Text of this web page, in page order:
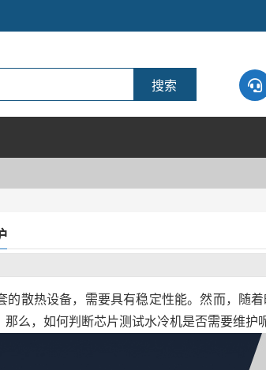
的散热设备，需要具有稳定性能。然而，随
么，如何判断芯片测试水冷机是否需要维护